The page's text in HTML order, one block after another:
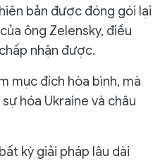
bản được đóng gói lại
ông Zelensky, điều
nhận được.
mục đích hòa bình, mà
hóa Ukraine và châu
kỳ giải pháp lâu dài